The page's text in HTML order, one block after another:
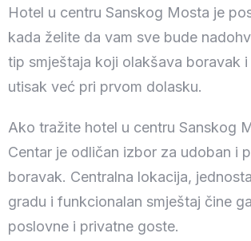
Hotel u centru Sanskog Mosta je
kada želite da vam sve bude
tip smještaja koji olakšava boravak
utisak već pri prvom dolasku.
Ako tražite hotel u centru Sanskog
Centar je odličan izbor za udoban i
boravak. Centralna lokacija,
gradu i funkcionalan smještaj čine
poslovne i privatne goste.